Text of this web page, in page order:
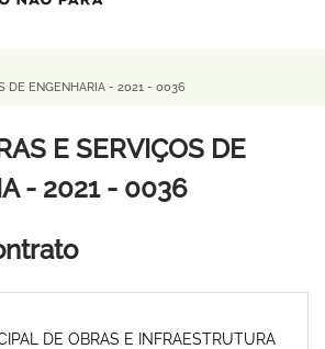
DE ENGENHARIA - 2021 - 0036
E SERVIÇOS DE
- 2021 - 0036
DE OBRAS E INFRAESTRUTURA